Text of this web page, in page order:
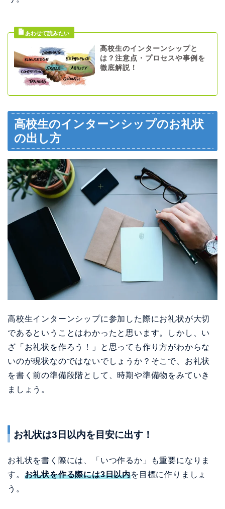
高校生のインターンシップと
は？注意点・プロセスや事例を
徹底解説！
高校生のインターンシップのお礼状
の出し方
高校生インターンシップに参加した際にお礼状が大切
であるということはわかったと思います。しかし、い
ざ「お礼状を作ろう！」と思っても作り方がわからな
いのが現状なのではないでしょうか？そこで、お礼状
を書く前の準備段階として、時期や準備物をみていき
ましょう。
お礼状は3日以内を目安に出す！
お礼状を書く際には、「いつ作るか」も重要になりま
す。 お礼状を作る際には3日以内を目標に作りましょ
う。